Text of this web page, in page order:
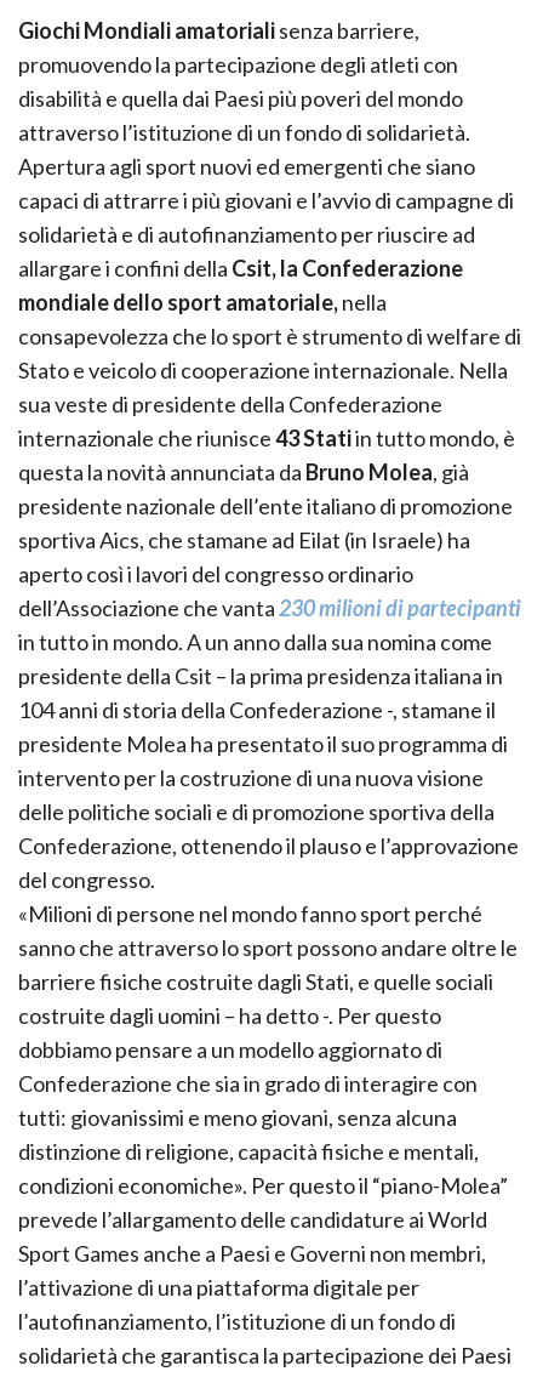
Giochi Mondiali amatorialisenza barriere,
promuovendo la partecipazione degli atleti con
disabilità e quella dai Paesi più poveri del mondo
attraverso l’istituzione di un fondo di solidarietà.
Apertura agli sport nuovi ed emergenti che siano
capaci di attrarre i più giovani e l’avvio di campagne di
solidarietà e di autofinanziamento per riuscire ad
allargare i confini della Csit, la Confederazione
mondiale dello sport amatoriale,nella
consapevolezza che lo sport è strumento di welfare di
Stato e veicolo di cooperazione internazionale. Nella
sua veste di presidente della Confederazione
internazionale che riunisce43 Statiin tutto mondo, è
questa la novità annunciata da Bruno Molea, già
presidente nazionale dell’ente italiano di promozione
sportiva Aics, che stamane ad Eilat (in Israele) ha
aperto così i lavori del congresso ordinario
dell’Associazione che vanta230 milioni di partecipanti
in tutto in mondo. A un anno dalla sua nomina come
presidente della Csit – la prima presidenza italiana in
104 anni di storia della Confederazione -, stamane il
presidente Molea ha presentato il suo programma di
intervento per la costruzione di una nuova visione
delle politiche sociali e di promozione sportiva della
Confederazione, ottenendo il plauso e l’approvazione
del congresso.
«Milioni di persone nel mondo fanno sport perché
sanno che attraverso lo sport possono andare oltre le
barriere fisiche costruite dagli Stati, e quelle sociali
costruite dagli uomini – ha detto -. Per questo
dobbiamo pensare a un modello aggiornato di
Confederazione che sia in grado di interagire con
tutti: giovanissimi e meno giovani, senza alcuna
distinzione di religione, capacità fisiche e mentali,
condizioni economiche». Per questo il “piano-Molea”
prevede l’allargamento delle candidature ai World
Sport Games anche a Paesi e Governi non membri,
l’attivazione di una piattaforma digitale per
l’autofinanziamento, l’istituzione di un fondo di
solidarietà che garantisca la partecipazione dei Paesi